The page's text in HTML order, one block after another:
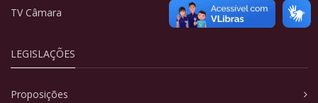
TV Câmara
LEGISLAÇÕES
Proposições